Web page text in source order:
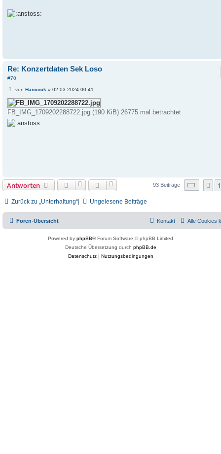
Re: Konzertdaten Sek Loso
#70
B
i
t
r
a
g
von Hancock » 02.03.2024 00:41
FB_IMG_1709202288722.jpg (190 KiB) 26775 mal betrachtet
Antworten 93 Beiträge Seite 1
Zurück zu „Unterhaltung“| Ungelesene Beiträge
Foren-Übersicht Alle Cookies
Kontakt
Powered by phpBB® Forum Software © phpBB Limited
Deutsche Übersetzung durch phpBB.de
Datenschutz| Nutzungsbedingungen